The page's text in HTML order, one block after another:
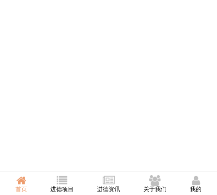
首页 进德项目 进德资讯 关于我们 我的